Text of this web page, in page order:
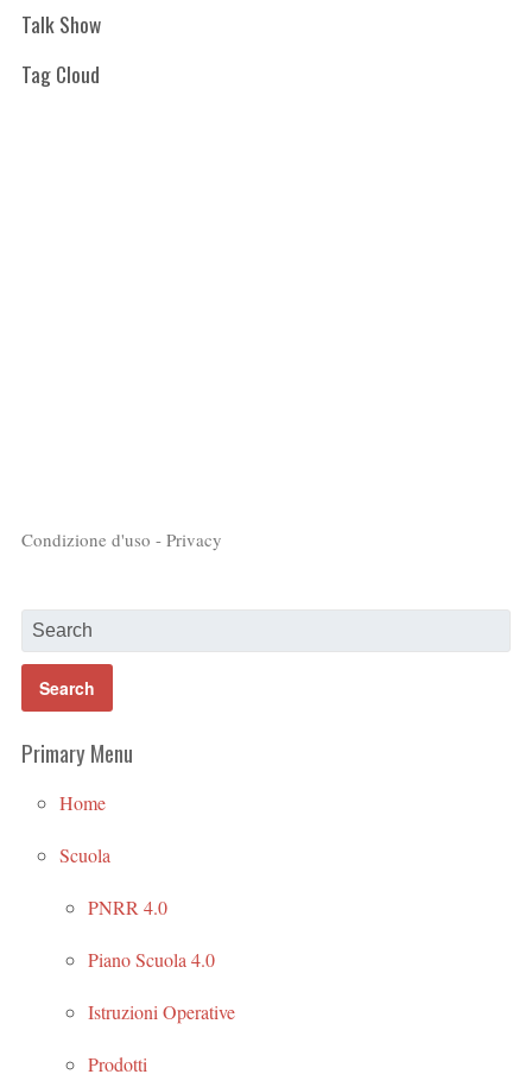
Talk Show
Tag Cloud
Condizione d'uso - Privacy
Primary Menu
Home
Scuola
PNRR 4.0
Piano Scuola 4.0
Istruzioni Operative
Prodotti